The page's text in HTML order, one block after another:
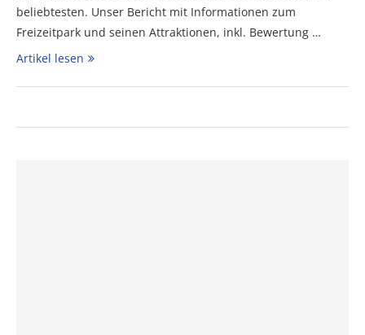
beliebtesten. Unser Bericht mit Informationen zum
Freizeitpark und seinen Attraktionen, inkl. Bewertung …
Artikel lesen